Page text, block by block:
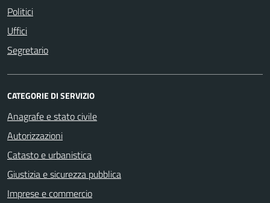
Politici
Uffici
Segretario
CATEGORIE DI SERVIZIO
Anagrafe e stato civile
Autorizzazioni
Catasto e urbanistica
Giustizia e sicurezza pubblica
Imprese e commercio